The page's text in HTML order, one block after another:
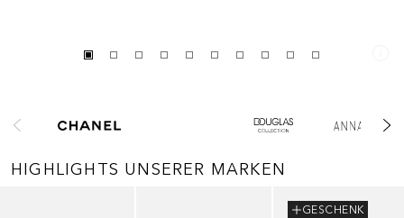
HIGHLIGHTS UNSERER MARKEN
GESCHENK